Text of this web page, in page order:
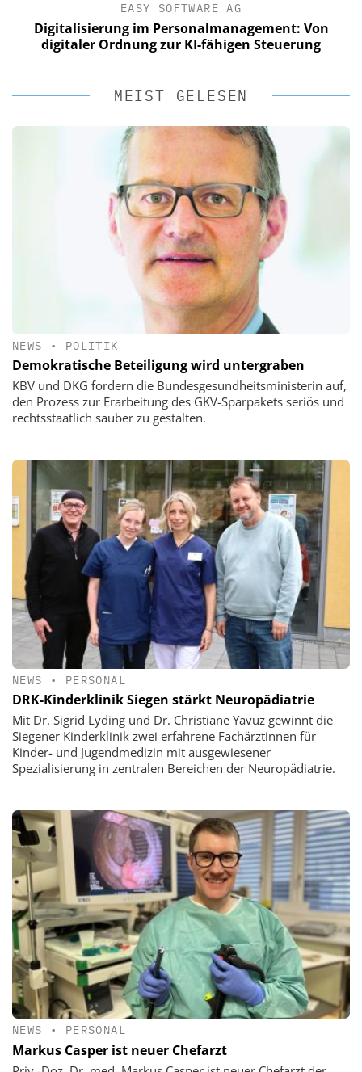
EASY SOFTWARE AG
Digitalisierung im Personalmanagement: Von
digitaler Ordnung zur KI-fähigen Steuerung
MEIST GELESEN
NEWS • POLITIK
Demokratische Beteiligung wird untergraben
KBV und DKG fordern die Bundesgesundheitsministerin auf,
den Prozess zur Erarbeitung des GKV-Sparpakets seriös und
rechtsstaatlich sauber zu gestalten.
NEWS • PERSONAL
DRK-Kinderklinik Siegen stärkt Neuropädiatrie
Mit Dr. Sigrid Lyding und Dr. Christiane Yavuz gewinnt die
Siegener Kinderklinik zwei erfahrene Fachärztinnen für
Kinder- und Jugendmedizin mit ausgewiesener
Spezialisierung in zentralen Bereichen der Neuropädiatrie.
NEWS • PERSONAL
Markus Casper ist neuer Chefarzt